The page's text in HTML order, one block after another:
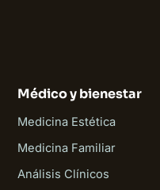
Médico y bienestar
Medicina Estética
Medicina Familiar
Análisis Clínicos